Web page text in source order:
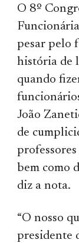
O 8º
pesar pelo
história de
quando
João
de
bem como
diz a nota.
“O nosso
presidente